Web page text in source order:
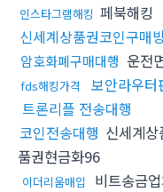
인스타그램해킹 페북해킹
신세계상품권코인구매
암호화폐구매대행 운전
fds해킹가격
보안라우터
트론리플 전송대행
코인전송대행 신세계
품권현금화96
이더리움매입 비트송금